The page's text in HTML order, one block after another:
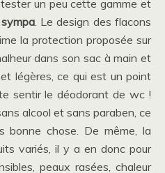
tester un peu cette gamme et
sympa. Le design des flacons
la protection proposée sur
dans son sac à main et
légères, ce qui est un point
sentir le déodorant de wc !
alcool et sans paraben, ce
bonne chose. De même, la
variés, il y a en donc pour
peaux rasées, chaleur